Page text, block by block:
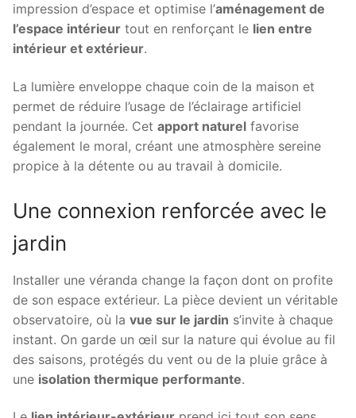
impression d’espace et optimise l’aménagement de
l’espace intérieur tout en renforçant le lien entre
intérieur et extérieur.
La lumière enveloppe chaque coin de la maison et
permet de réduire l’usage de l’éclairage artificiel
pendant la journée. Cet apport naturel favorise
également le moral, créant une atmosphère sereine
propice à la détente ou au travail à domicile.
Une connexion renforcée avec le
jardin
Installer une véranda change la façon dont on profite
de son espace extérieur. La pièce devient un véritable
observatoire, où la vue sur le jardin s’invite à chaque
instant. On garde un œil sur la nature qui évolue au fil
des saisons, protégés du vent ou de la pluie grâce à
une isolation thermique performante.